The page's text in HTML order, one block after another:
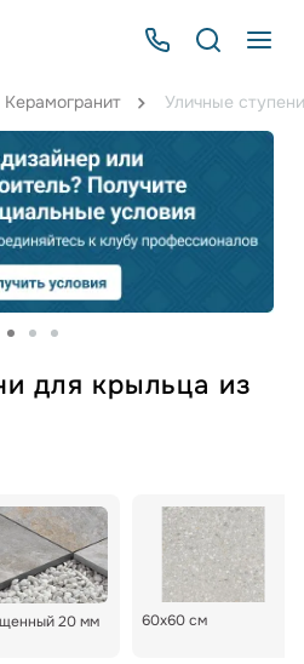
Керамогранит Уличные
для крыльца из
20 мм 60x60 см